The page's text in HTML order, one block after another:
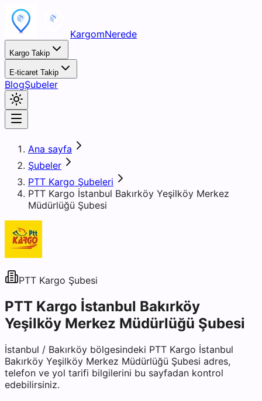
KargomNerede
Kargo Takip
E-ticaret Takip
BlogŞubeler
Ana sayfa
Şubeler
PTT Kargo Şubeleri
PTT Kargo İstanbul Bakırköy Yeşilköy Merkez
Müdürlüğü Şubesi
PTT Kargo Şubesi
PTT Kargo İstanbul Bakırköy
Yeşilköy Merkez Müdürlüğü Şubesi
İstanbul / Bakırköy bölgesindeki PTT Kargo İstanbul
Bakırköy Yeşilköy Merkez Müdürlüğü Şubesi adres,
telefon ve yol tarifi bilgilerini bu sayfadan kontrol
edebilirsiniz.